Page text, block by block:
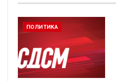
ПОЛИТИКА